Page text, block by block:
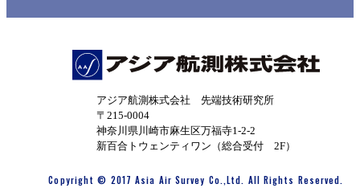
アジア航測株式会社 先端技術研究所
〒215-0004
神奈川県川崎市麻生区万福寺1-2-2
新百合トウェンティワン（総合受付 2F）
Copyright © 2017 Asia Air Survey Co.,Ltd. All Rights Reserved.